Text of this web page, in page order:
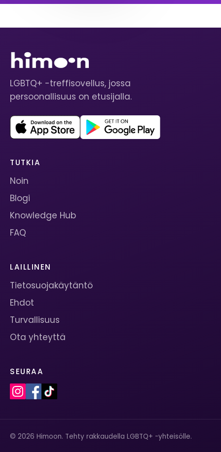
LGBTQ+ -treffisovellus, jossa
persoonallisuus on etusijalla.
TUTKIA
Noin
Blogi
Knowledge Hub
FAQ
LAILLINEN
Tietosuojakäytäntö
Ehdot
Turvallisuus
Ota yhteyttä
SEURAA
© 2026 Himoon. Tehty rakkaudella LGBTQ+ -yhteisölle.